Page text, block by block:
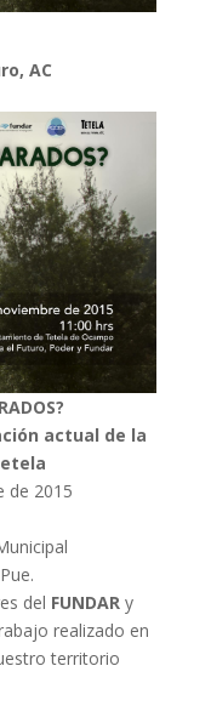
AC
actual de la
de 2015
del FUNDARy
realizado en
territorio